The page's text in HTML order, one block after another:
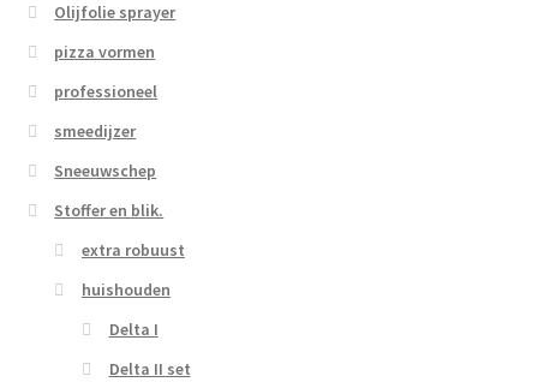
Olijfolie sprayer
pizza vormen
professioneel
smeedijzer
Sneeuwschep
Stoffer en blik.
extra robuust
huishouden
Delta I
Delta II set